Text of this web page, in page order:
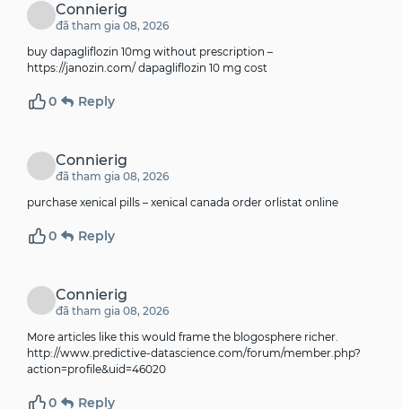
Connierig
đã tham gia 08, 2026
buy dapagliflozin 10mg without prescription –
https://janozin.com/ dapagliflozin 10 mg cost
0 Reply
Connierig
đã tham gia 08, 2026
purchase xenical pills – xenical canada order orlistat online
0 Reply
Connierig
đã tham gia 08, 2026
More articles like this would frame the blogosphere richer.
http://www.predictive-datascience.com/forum/member.php?
action=profile&uid=46020
0 Reply